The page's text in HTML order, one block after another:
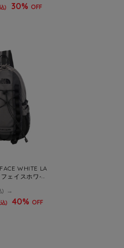
) 30% OFF
WHITE LA
ェイスホワイ
)
) 40% OFF